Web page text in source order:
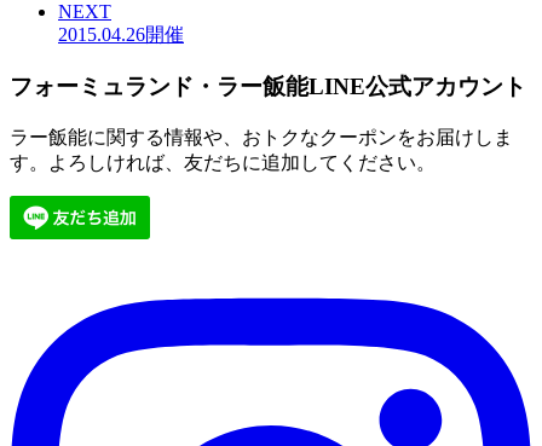
NEXT
2015.04.26開催
フォーミュランド・ラー飯能LINE公式アカウント
ラー飯能に関する情報や、おトクなクーポンをお届けしま
す。よろしければ、友だちに追加してください。